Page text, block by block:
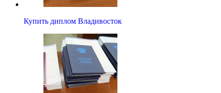
Купить диплом Владивосток